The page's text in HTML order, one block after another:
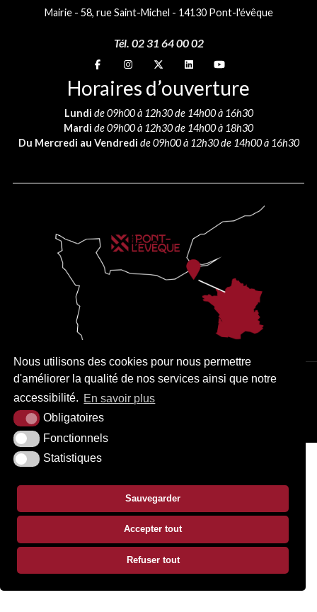
Nous utilisons des cookies pour nous permettre
d'améliorer la qualité de nos services ainsi que notre
accessibilité. En savoir plus
Obligatoires
Fonctionnels
Statistiques
Sauvegarder
Accepter tout
Refuser tout
Mairie - 58, rue Saint-Michel - 14130 Pont-l'évêque
Tél. 02 31 64 00 02
Suivez-nous sur
Suivez-nous sur
Suivez-nous sur
Suivez-nous sur
Suivez-nous sur
Horaires d’ouverture
Lundi de 09h00 à 12h30 de 14h00 à 16h30
Mardi de 09h00 à 12h30 de 14h00 à 18h30
Du Mercredi au Vendredi de 09h00 à 12h30 de 14h00 à 16h30
PLAN DU SITE MENTIONS LÉGALES ACCESSIBILITÉ